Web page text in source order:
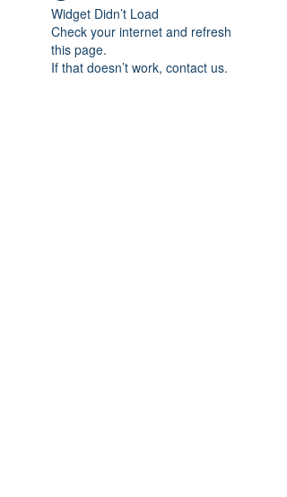
Widget Didn’t Load
Check your internet and refresh
this page.
If that doesn’t work, contact us.